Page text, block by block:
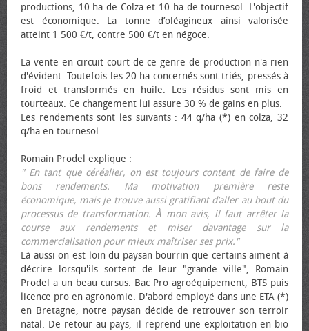
productions, 10 ha de Colza et 10 ha de tournesol. L'objectif
est économique. La tonne d’oléagineux ainsi valorisée
atteint 1 500 €/t, contre 500 €/t en négoce.
La vente en circuit court de ce genre de production n'a rien
d'évident. Toutefois les 20 ha concernés sont triés, pressés à
froid et transformés en huile. Les résidus sont mis en
tourteaux. Ce changement lui assure 30 % de gains en plus.
Les rendements sont les suivants : 44 q/ha (*) en colza, 32
q/ha en tournesol.
Romain Prodel explique :
" En tant que céréalier, on est toujours content de faire de
bons rendements. Ma motivation première reste
économique, mais je trouve aussi gratifiant d’aller au bout du
processus de transformation. À mon avis, il faut arrêter la
course aux rendements et miser davantage sur la
commercialisation pour mieux maîtriser ses prix."
Là aussi on est loin du paysan bourrin que certains aiment à
décrire lorsqu'ils sortent de leur "grande ville", Romain
Prodel a un beau cursus. Bac Pro agroéquipement, BTS puis
licence pro en agronomie. D'abord employé dans une ETA (*)
en Bretagne, notre paysan décide de retrouver son terroir
natal. De retour au pays, il reprend une exploitation en bio